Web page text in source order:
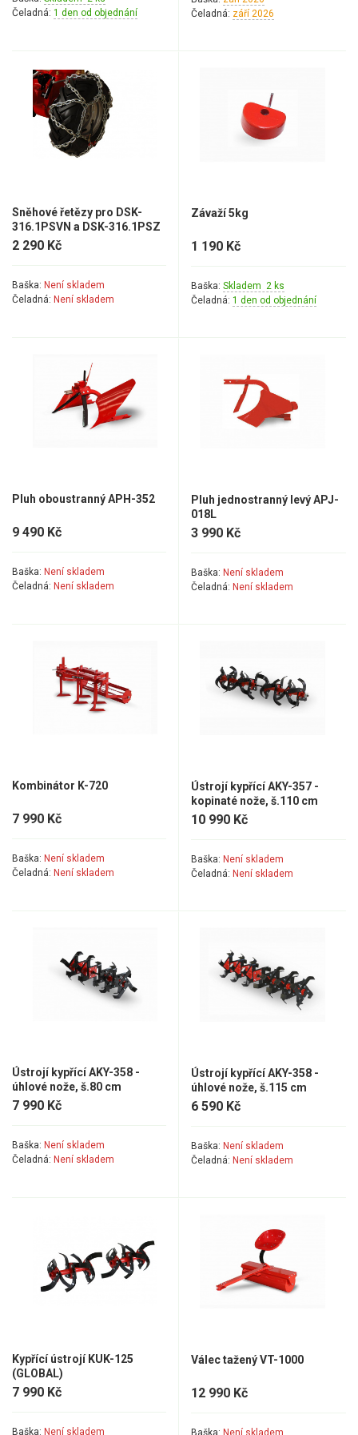
Aku pily
Aku sekačky
Aku STIHL
Aku AL-KO
VARI
VARI multifunkční nosiče
Vertikutátory
Kultivátory
Elektrocentrály
Elektrické skútry
Elektrické tříkolky pro seniory
Elektrické tříkolky pracovní
Náhradní díly pro motorové pily
Řetězové pily
Čeladná: 1 den od objednání
Čeladná: září 2026
Sněhové řetězy pro DSK-
316.1PSVN a DSK-316.1PSZ
2 290 Kč
Baška: Není skladem
Čeladná: Není skladem
Závaží 5kg
1 190 Kč
Baška: Skladem 2 ks
Čeladná: 1 den od objednání
Pluh oboustranný APH-352
9 490 Kč
Baška: Není skladem
Čeladná: Není skladem
Pluh jednostranný levý APJ-
018L
3 990 Kč
Baška: Není skladem
Čeladná: Není skladem
Kombinátor K-720
7 990 Kč
Baška: Není skladem
Čeladná: Není skladem
Ústrojí kypřící AKY-357 -
kopinaté nože, š.110 cm
10 990 Kč
Baška: Není skladem
Čeladná: Není skladem
Ústrojí kypřící AKY-358 -
úhlové nože, š.80 cm
7 990 Kč
Baška: Není skladem
Čeladná: Není skladem
Ústrojí kypřící AKY-358 -
úhlové nože, š.115 cm
6 590 Kč
Baška: Není skladem
Čeladná: Není skladem
Kypřící ústrojí KUK-125
(GLOBAL)
7 990 Kč
Baška: Není skladem
Válec tažený VT-1000
12 990 Kč
Baška: Není skladem